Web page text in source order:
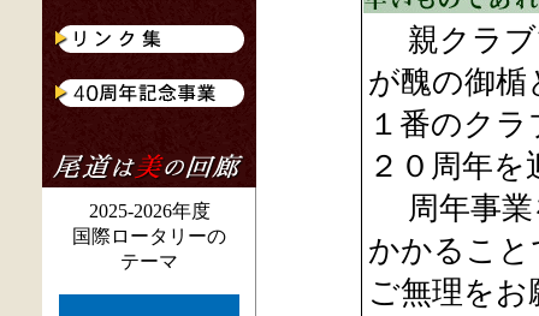
2025-2026年度
国際ロータリーの
テーマ
親クラブ
が醜の御楯
１番のク
２０周年を
周年事業
かかるこ
ご無理を